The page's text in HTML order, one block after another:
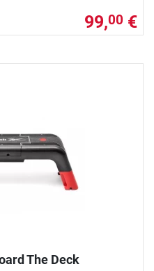
99,00 €
The Deck